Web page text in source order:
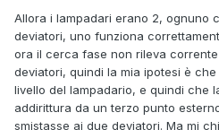
Allora i lampadari erano 2, ognuno
deviatori, uno funziona
ora il cerca fase non rileva
deviatori, quindi la mia ipotesi è
livello del lampadario, e quindi che
addirittura da un terzo punto
smistasse ai due deviatori. Ma mi